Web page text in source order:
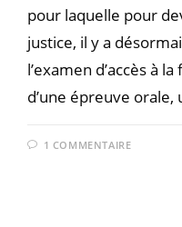
pour laquelle pour
justice, il y a
l’examen d’accès à
d’une épreuve orale,
1 COMMENTAIRE